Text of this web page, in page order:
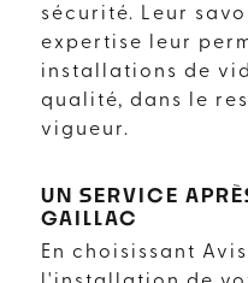
sécurité. Leur
expertise leur
installations de
qualité, dans le
vigueur.
UN SERVICE
GAILLAC
En choisissant